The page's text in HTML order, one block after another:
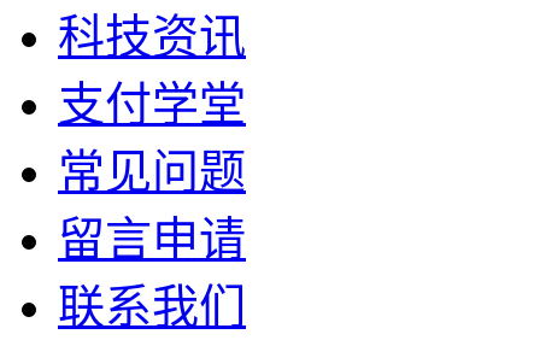
科技资讯
支付学堂
常见问题
留言申请
联系我们